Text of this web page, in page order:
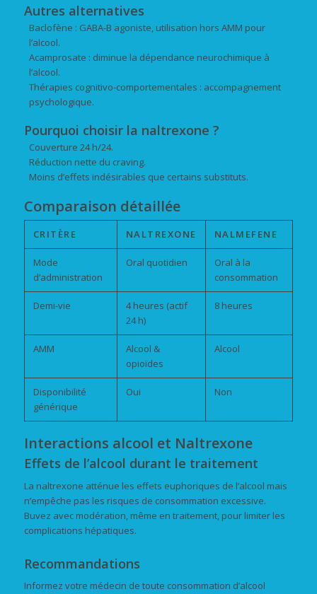
Autres alternatives
Baclofène : GABA-B agoniste, utilisation hors AMM pour
l’alcool.
Acamprosate : diminue la dépendance neurochimique à
l’alcool.
Thérapies cognitivo-comportementales : accompagnement
psychologique.
Pourquoi choisir la naltrexone ?
Couverture 24 h/24.
Réduction nette du craving.
Moins d’effets indésirables que certains substituts.
Comparaison détaillée
CRITÈRE NALTREXONE NALMEFENE
Mode
d’administration
Oral quotidien
Oral à la
consommation
Demi-vie
4 heures (actif
24 h)
8 heures
AMM
Alcool &
opioïdes
Alcool
Disponibilité
générique
Oui Non
Interactions alcool et Naltrexone
Effets de l’alcool durant le traitement
La naltrexone atténue les effets euphoriques de l’alcool mais
n’empêche pas les risques de consommation excessive.
Buvez avec modération, même en traitement, pour limiter les
complications hépatiques.
Recommandations
Informez votre médecin de toute consommation d’alcool